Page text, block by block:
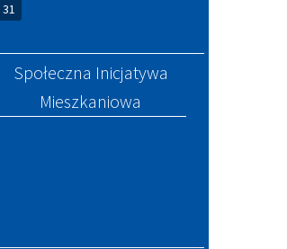
31
Społeczna Inicjatywa
Mieszkaniowa